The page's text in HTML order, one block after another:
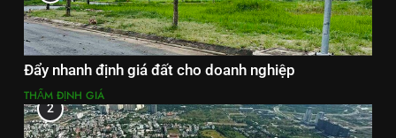
Đẩy nhanh định giá đất cho doanh nghiệp
THẨM ĐỊNH GIÁ
2